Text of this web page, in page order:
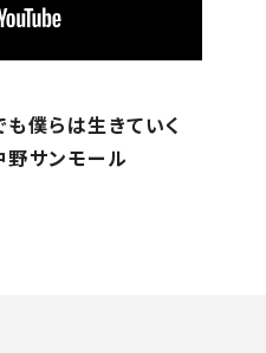
僕らは生きていく
野サンモール